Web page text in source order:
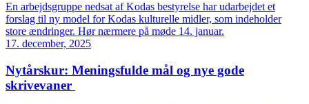
En arbejdsgruppe nedsat af Kodas bestyrelse har udarbejdet et
forslag til ny model for Kodas kulturelle midler, som indeholder
store ændringer. Hør nærmere på møde 14. januar.
17. december, 2025
Nytårskur: Meningsfulde mål og nye gode
skrivevaner